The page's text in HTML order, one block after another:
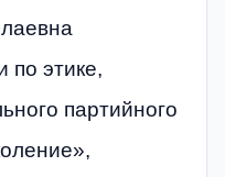
по этике,
партийного